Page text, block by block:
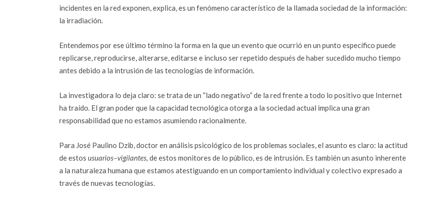
incidentes en la red exponen, explica, es un fenómeno característico de la llamada sociedad de la información:
la irradiación.
Entendemos por ese último término la forma en la que un evento que ocurrió en un punto específico puede
replicarse, reproducirse, alterarse, editarse e incluso ser repetido después de haber sucedido mucho tiempo
antes debido a la intrusión de las tecnologías de información.
La investigadora lo deja claro: se trata de un “lado negativo” de la red frente a todo lo positivo que Internet
ha traído. El gran poder que la capacidad tecnológica otorga a la sociedad actual implica una gran
responsabilidad que no estamos asumiendo racionalmente.
Para José Paulino Dzib, doctor en análisis psicológico de los problemas sociales, el asunto es claro: la actitud
de estos usuarios–vigilantes, de estos monitores de lo público, es de intrusión. Es también un asunto inherente
a la naturaleza humana que estamos atestiguando en un comportamiento individual y colectivo expresado a
través de nuevas tecnologías.